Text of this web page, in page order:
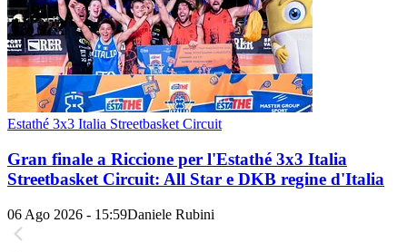
Estathé 3x3 Italia Streetbasket Circuit
Gran finale a Riccione per l'Estathé 3x3 Italia
Streetbasket Circuit: All Star e DKB regine d'Italia
06 Ago 2026 - 15:59Daniele Rubini